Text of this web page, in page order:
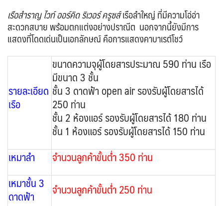
เรือสำราญ ไวท์ ออร์คิด ริเวอร์ ครูซส์เรือลำใหญ่ ที่มีความโอ่อ่า
สะดวกสบาย พร้อมตกแต่งอย่างปราณีต นอกจากนี้ยังมีการ
แสดงที่โดดเด่นเป็นเอกลักษณ์ คือการแสดงคาบาเรต์โชว์
รายละเอียด
เรือ
ขนาดความจุผู้โดยสารประมาณ 590 ท่าน เรือ
มีขนาด 3 ชั้น
ชั้น 3 ดาดฟ้า open air รองรับผู้โดยสารได้
250 ท่าน
ชั้น 2 ห้องแอร์ รองรับผู้โดยสารได้ 180 ท่าน
ชั้น 1 ห้องแอร์ รองรับผู้โดยสารได้ 150 ท่าน
เหมาลำ
จำนวนลูกค้าขั้นต่ำ350 ท่าน
เหมาชั้น 3
ดาดฟ้า จำนวนลูกค้าขั้นต่ำ 250 ท่าน